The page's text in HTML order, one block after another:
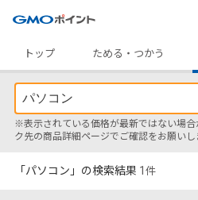
トップ
ためる・つかう
※表示されている価格が最新ではない場
ク先の商品詳細ページでご確認をお願いし
「パソコン」の検索結果 1 件